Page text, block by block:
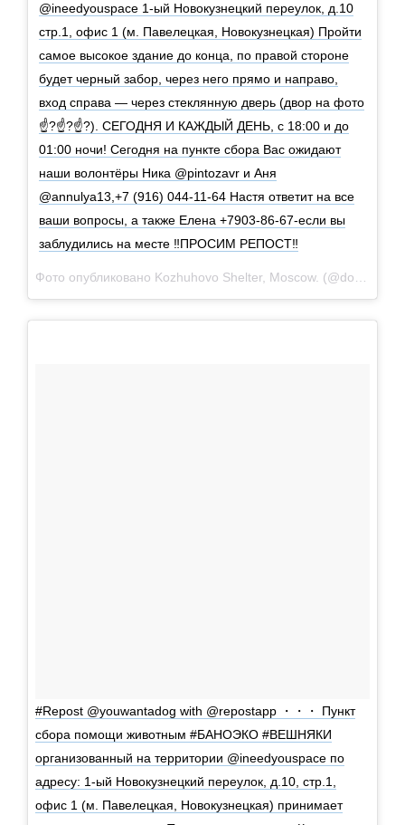
@ineedyouspace 1-ый Новокузнецкий переулок, д.10
стр.1, офис 1 (м. Павелецкая, Новокузнецкая) Пройти
самое высокое здание до конца, по правой стороне
будет черный забор, через него прямо и направо,
вход справа — через стеклянную дверь (двор на фото
☝?☝?☝?). СЕГОДНЯ И КАЖДЫЙ ДЕНЬ, с 18:00 и до
01:00 ночи! Сегодня на пункте сбора Вас ожидают
наши волонтёры Ника @pintozavr и Аня
@annulya13,+7 (916) 044-11-64 Настя ответит на все
ваши вопросы, а также Елена +7903-86-67-если вы
заблудились на месте ‼️ПРОСИМ РЕПОСТ‼️
#Repost @youwantadog with @repostapp ・・・ Пункт
сбора помощи животным #БАНОЭКО #ВЕШНЯКИ
организованный на территории @ineedyouspace по
адресу: 1-ый Новокузнецкий переулок, д.10, стр.1,
офис 1 (м. Павелецкая, Новокузнецкая) принимает